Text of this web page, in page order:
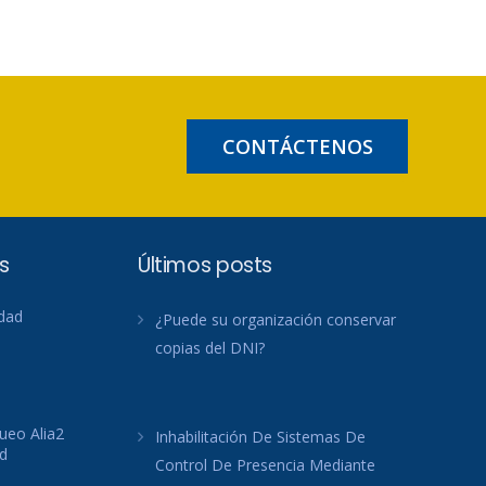
CONTÁCTENOS
Alia2
Últimos posts
¿Puede su organización conservar
copias del DNI?
Inhabilitación De Sistemas De
Control De Presencia Mediante